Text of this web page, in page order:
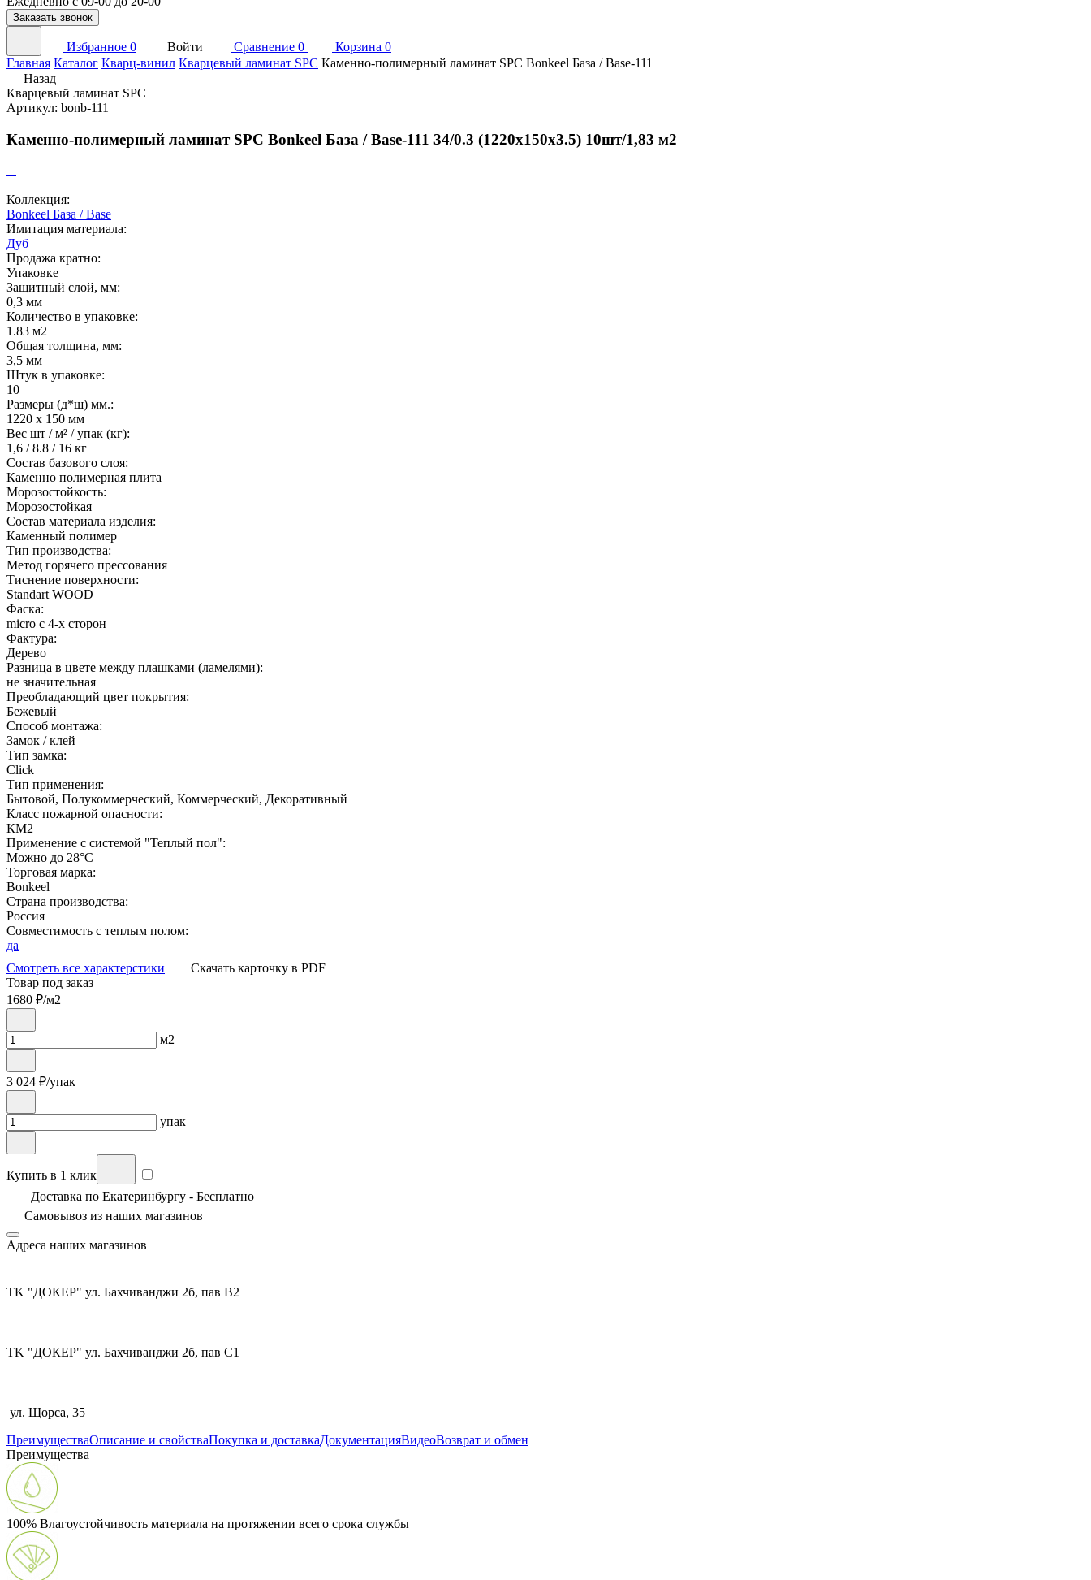
Заказать звонок
Избранное 0 Войти Сравнение 0 Корзина 0
Главная Каталог Кварц-винил Кварцевый ламинат SPC Каменно-полимерный ламинат SPC Bonkeel База / Base-111
Назад
Кварцевый ламинат SPC
Артикул: bonb-111
Каменно-полимерный ламинат SPC Bonkeel База / Base-111 34/0.3 (1220x150х3.5) 10шт/1,83 м2
Коллекция:
Bonkeel База / Base
Имитация материала:
Дуб
Продажа кратно:
Упаковке
Защитный слой, мм:
0,3 мм
Количество в упаковке:
1.83 м2
Общая толщина, мм:
3,5 мм
Штук в упаковке:
10
Размеры (д*ш) мм.:
1220 х 150 мм
Вес шт / м² / упак (кг):
1,6 / 8.8 / 16 кг
Состав базового слоя:
Каменно полимерная плита
Морозостойкость:
Морозостойкая
Состав материала изделия:
Каменный полимер
Тип производства:
Метод горячего прессования
Тиснение поверхности:
Standart WOOD
Фаска:
micro с 4-х сторон
Фактура:
Дерево
Разница в цвете между плашками (ламелями):
не значительная
Преобладающий цвет покрытия:
Бежевый
Способ монтажа:
Замок / клей
Тип замка:
Click
Тип применения:
Бытовой, Полукоммерческий, Коммерческий, Декоративный
Класс пожарной опасности:
КМ2
Применение с системой "Теплый пол":
Можно до 28°С
Торговая марка:
Bonkeel
Страна производства:
Россия
Совместимость с теплым полом:
да
Смотреть все характерстики
Скачать карточку в PDF
Товар под заказ
1680 ₽/м2
м2
3 024 ₽/упак
упак
Купить в 1 клик
Доставка по Екатеринбургу - Бесплатно
Самовывоз из наших магазинов
Адреса наших магазинов
TK "ДОКЕР" ул. Бахчиванджи 2б, пав В2
TK "ДОКЕР" ул. Бахчиванджи 2б, пав С1
ул. Щорса, 35
ПреимуществаОписание и свойстваПокупка и доставкаДокументацияВидеоВозврат и обмен
Преимущества
100% Влагоустойчивость материала на протяжении всего срока службы